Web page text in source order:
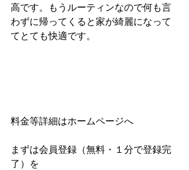
高です。もうルーティンなので何も言
わずに帰ってくると家が綺麗になって
てとても快適です。
料金等詳細はホームページへ
まずは会員登録（無料・１分で登録完
了）を